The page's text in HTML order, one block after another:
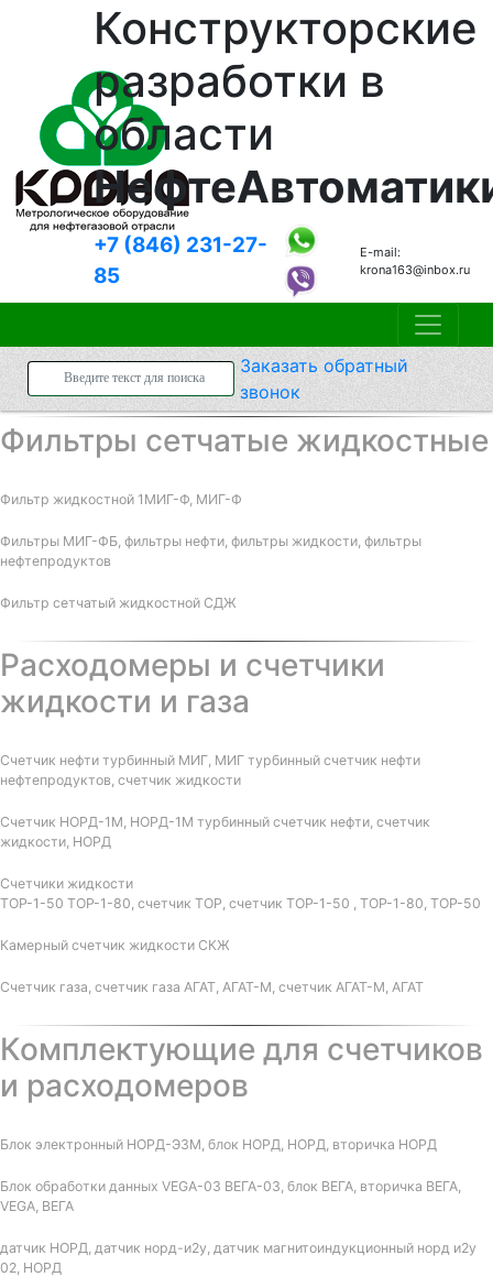
Конструкторские
разработки в
области
+7 (846) 231-27-
85
E-mail:
krona163@inbox.ru
Заказатьобратный
звонок
Фильтры сетчатые жидкостные
Фильтр жидкостной 1МИГ-Ф, МИГ-Ф
Фильтры МИГ-ФБ, фильтры нефти, фильтры жидкости, фильтры
нефтепродуктов
Фильтр сетчатый жидкостной СДЖ
Расходомеры и счетчики
жидкости и газа
Счетчик нефти турбинный МИГ, МИГ турбинный счетчик нефти
нефтепродуктов, счетчик жидкости
Счетчик НОРД-1М, НОРД-1М турбинный счетчик нефти, счетчик
жидкости, НОРД
Счетчики жидкости
ТОР-1-50 ТОР-1-80, счетчик ТОР, счетчик ТОР-1-50 , ТОР-1-80, ТОР-50
Камерный счетчик жидкости СКЖ
Счетчик газа, счетчик газа АГАТ, АГАТ-М, счетчик АГАТ-М, АГАТ
Комплектующие для счетчиков
и расходомеров
Блок электронный НОРД-Э3М, блок НОРД, НОРД, вторичка НОРД
Блок обработки данных VEGA-03 ВЕГА-03, блок ВЕГА, вторичка ВЕГА,
VEGA, ВЕГА
датчик НОРД, датчик норд-и2у, датчик магнитоиндукционный норд и2у
02, НОРД